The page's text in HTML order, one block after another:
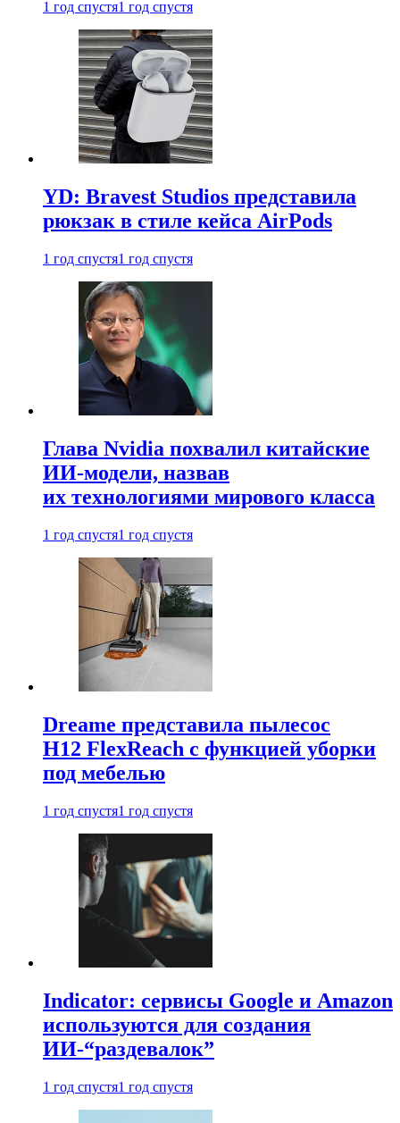
1 год спустя1 год спустя
YD: Bravest Studios представила
рюкзак в стиле кейса AirPods
1 год спустя1 год спустя
Глава Nvidia похвалил китайские
ИИ-модели, назвав
их технологиями мирового класса
1 год спустя1 год спустя
Dreame представила пылесос
H12 FlexReach с функцией уборки
под мебелью
1 год спустя1 год спустя
Indicator: сервисы Google и Amazon
используются для создания
ИИ-“раздевалок”
1 год спустя1 год спустя